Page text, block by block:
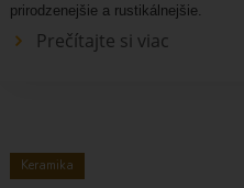
prirodzenejšie a rustikálnejšie.
Prečítajte si viac
Keramika